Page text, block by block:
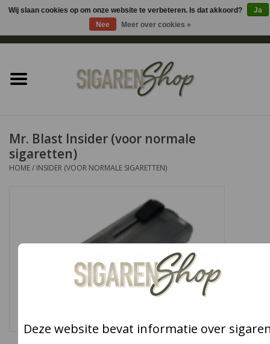
Sigaren accessoires
Shag accessoires
Aanbiedingen
Mr. Blast Insider (voor normale
sigaretten)
HOME/ INSIDER (VOOR NORMALE SIGARETTEN)
Wij slaan cookies op om onze website te verbeteren. Is dat akkoord?
Ja
Nee
Meer over cookies »
Deze website bevat informatie over